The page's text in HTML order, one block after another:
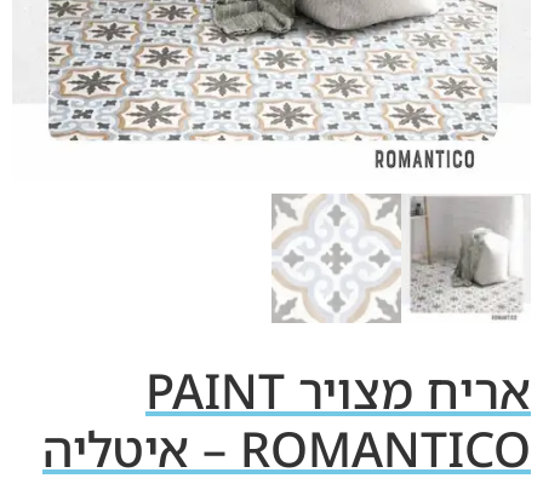
אריח מצויר PAINT
ROMANTICO – איטליה